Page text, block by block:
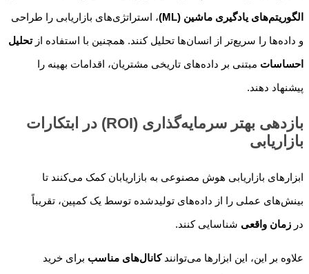
الگوریتم‌های یادگیری ماشین (ML)
، استراتژی‌های بازاریابی را طراحی
و داده‌ها را سریع‌تر از انسان‌ها تحلیل کنند. همچنین با استفاده ازتحلیل
احساسات مبتنی بر داده‌های تاریخی مشتریان، اقدامات بهینه را
پیشنهاد دهند.
بازدهی بهتر سرمایه‌گذاری (ROI) در ابتکارات
بازاریابی
ابزارهای بازاریابی هوش مصنوعی به بازاریابان کمک می‌کنند تا
بینش‌های عملی را از داده‌های تولیدشده توسط یک کمپین، تقریباً
در زمان واقعی شناسایی کنند.
علاوه بر این، این ابزارها می‌توانندکانال‌های مناسب برای خرید